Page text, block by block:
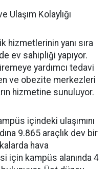
Ulaşım Kolaylığı
hizmetlerinin yanı sıra
ev sahipliği yapıyor.
yardımcı tedavi
ve obezite merkezleri
hizmetine sunuluyor.
içindeki ulaşımını
9.865 araçlık dev bir
hava
için kampüs alanında 4